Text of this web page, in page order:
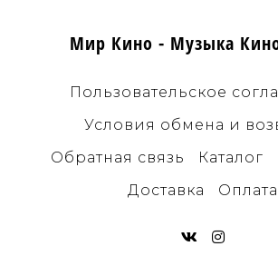
Мир Кино - Музыка
Пользовательское
Условия обмена и
Обратная связь
Каталог
Доставка
Оплата